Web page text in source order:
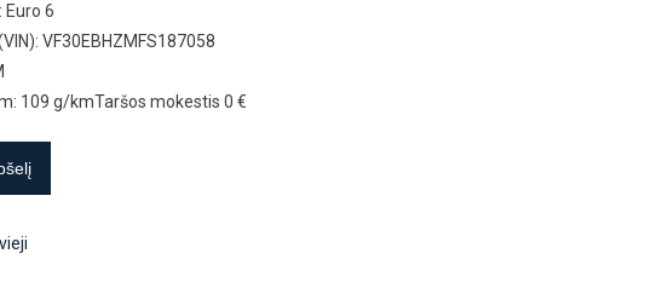
Euro 6
VF30EBHZMFS187058
109 g/kmTaršos mokestis 0 €